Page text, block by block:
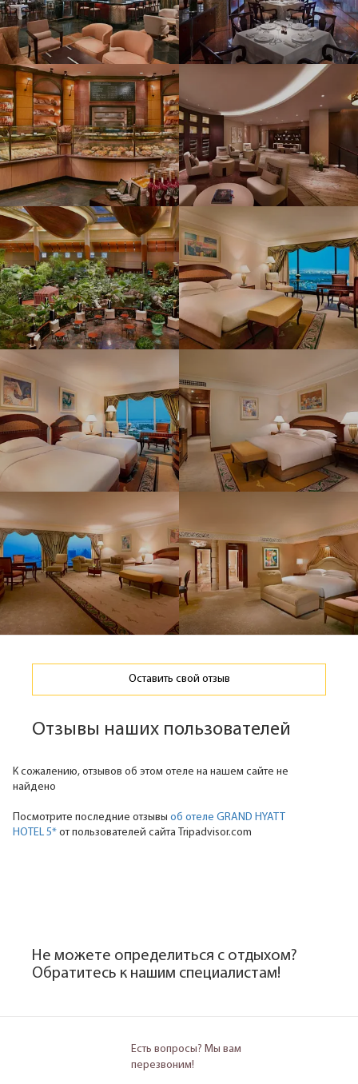
Оставить свой отзыв
Отзывы наших пользователей
К сожалению, отзывов об этом отеле на нашем сайте не
найдено
Посмотрите последние отзывы об отеле GRAND HYATT
HOTEL 5* от пользователей сайта Tripadvisor.com
Не можете определиться с отдыхом?
Обратитесь к нашим специалистам!
Есть вопросы? Мы вам
перезвоним!